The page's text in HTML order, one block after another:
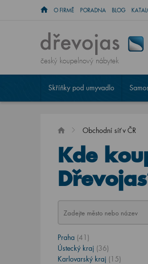
O FIRMĚ PORADNA BLOG
český koupelnový nábytek
Skříňky pod umyvadlo
Obchodní síť v ČR
Kde
Praha (41)
Ústecký kraj (36)
Karlovarský kraj (15)